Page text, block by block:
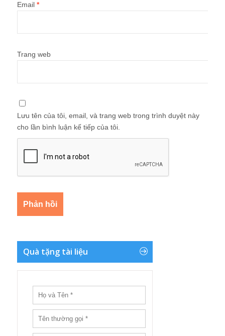
Email *
Trang web
Lưu tên của tôi, email, và trang web trong trình duyệt này
cho lần bình luận kế tiếp của tôi.
Quà tặng tài liệu